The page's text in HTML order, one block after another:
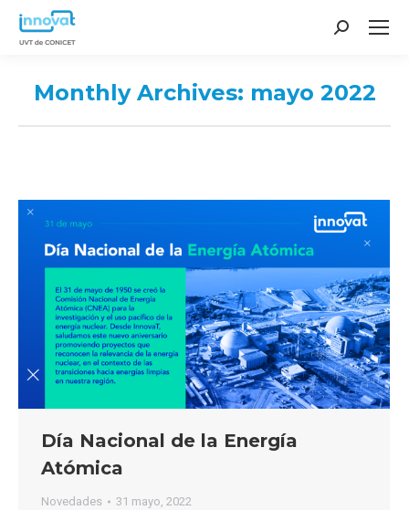
Search:
Monthly Archives: mayo 2022
Día Nacional de la Energía
Atómica
Novedades 31 mayo, 2022